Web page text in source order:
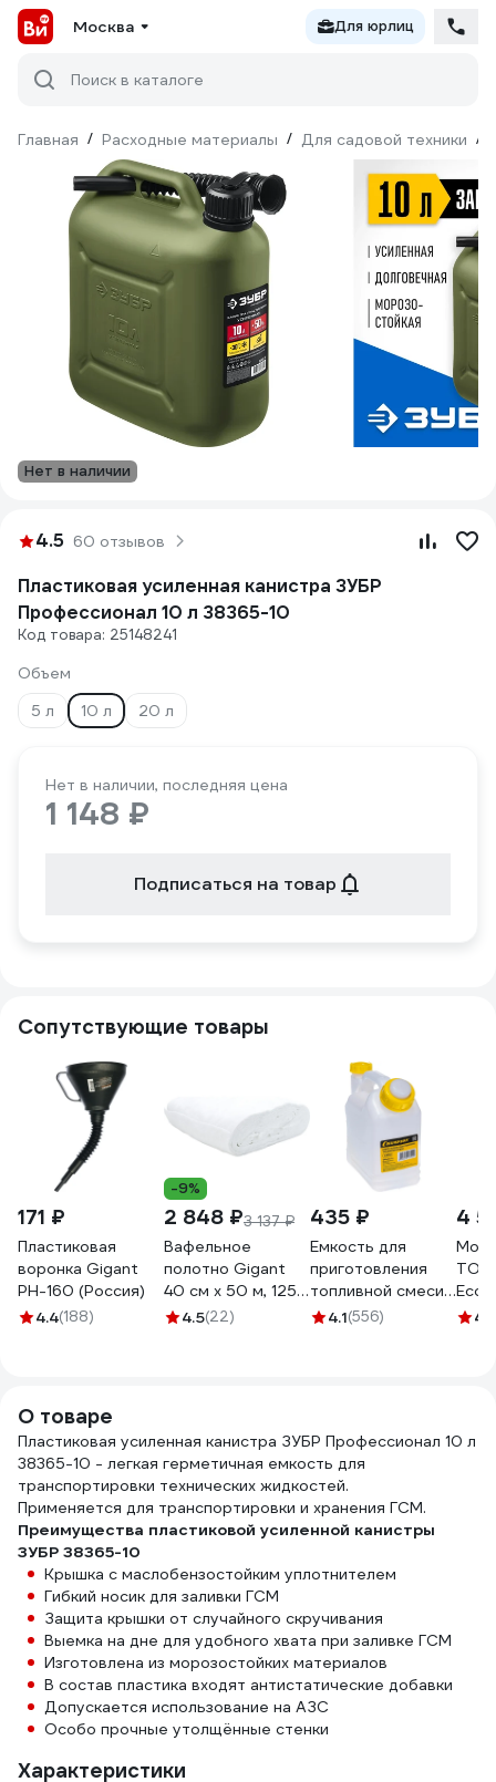
Москва Для юрлиц
Поиск в каталоге
Главная / Расходные материалы / Для садовой техники /
Нет в наличии
4.5 60 отзывов
Пластиковая усиленная канистра ЗУБР
Профессионал 10 л 38365-10
Код товара: 25148241
Объем
5 л
10 л 20 л
Нет в наличии, последняя цена
1 148 ₽
Подписаться на товар
Сопутствующие товары
171 ₽
Пластиковая
воронка Gigant
PH-160 (Россия)
4.4(188)
-9%
2 848 ₽3 137 ₽
Вафельное
полотно Gigant
40 см х 50 м, 125
г/м2 GVL-200
4.5(22)
435 ₽
Емкость для
приготовления
топливной смеси
(1 л) Champion
4.1(556)
4
4.8
О товаре
Пластиковая усиленная канистра ЗУБР Профессионал 10 л
38365-10 - легкая герметичная емкость для
транспортировки технических жидкостей.
Применяется для транспортировки и хранения ГСМ.
Преимущества пластиковой усиленной канистры
ЗУБР 38365-10
Крышка с маслобензостойким уплотнителем
Гибкий носик для заливки ГСМ
Защита крышки от случайного скручивания
Выемка на дне для удобного хвата при заливке ГСМ
Изготовлена из морозостойких материалов
В состав пластика входят антистатические добавки
Допускается использование на АЗС
Особо прочные утолщённые стенки
Характеристики